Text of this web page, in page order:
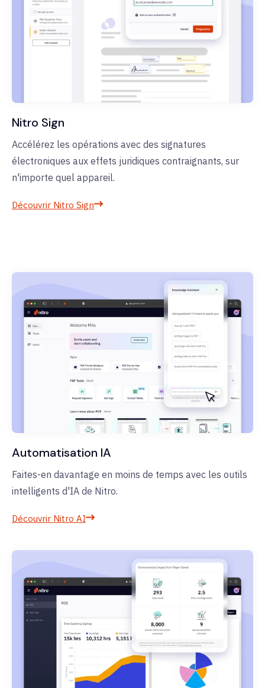
Nitro Sign
Accélérez les opérations avec des signatures
électroniques aux effets juridiques contraignants, sur
n'importe quel appareil.
Découvrir Nitro Sign
Automatisation IA
Faites-en davantage en moins de temps avec les outils
intelligents d'IA de Nitro.
Découvrir Nitro AI